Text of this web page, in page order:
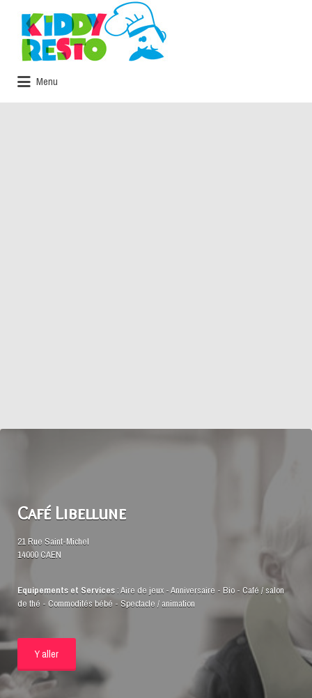
Rechercher:
Menu
Café Libellune
21 Rue Saint-Michel
14000 CAEN
Equipements et Services:Aire de jeux -Anniversaire - Bio - Café / salon
de thé - Commodités bébé - Spectacle / animation
Y aller